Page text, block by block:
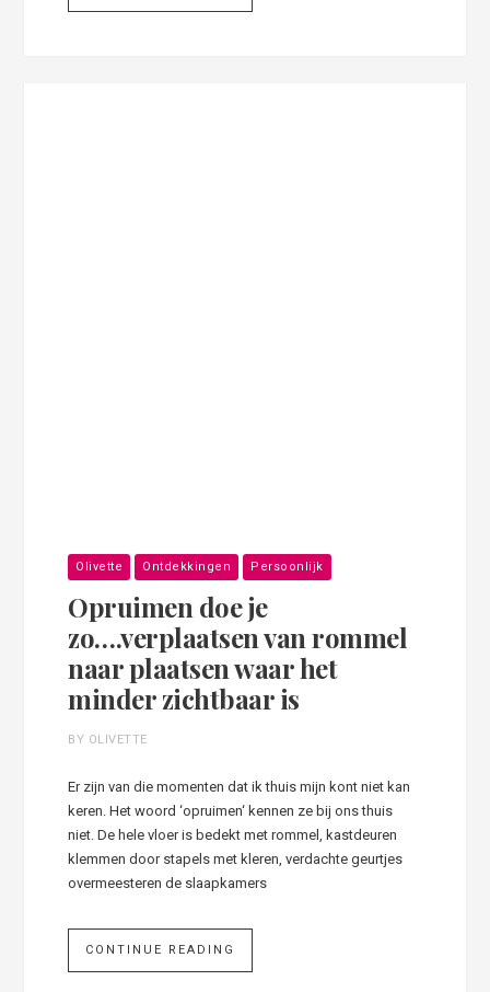
Olivette Ontdekkingen Persoonlijk
Opruimen doe je
zo….verplaatsen van rommel
naar plaatsen waar het
minder zichtbaar is
BY OLIVETTE
Er zijn van die momenten dat ik thuis mijn kont niet kan
keren. Het woord ‘opruimen‘ kennen ze bij ons thuis
niet. De hele vloer is bedekt met rommel, kastdeuren
klemmen door stapels met kleren, verdachte geurtjes
overmeesteren de slaapkamers
CONTINUE READING